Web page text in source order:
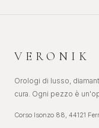
VERONIK
Orologi di lusso,
cura. Ogni pezzo è
Corso Isonzo 88, 44121